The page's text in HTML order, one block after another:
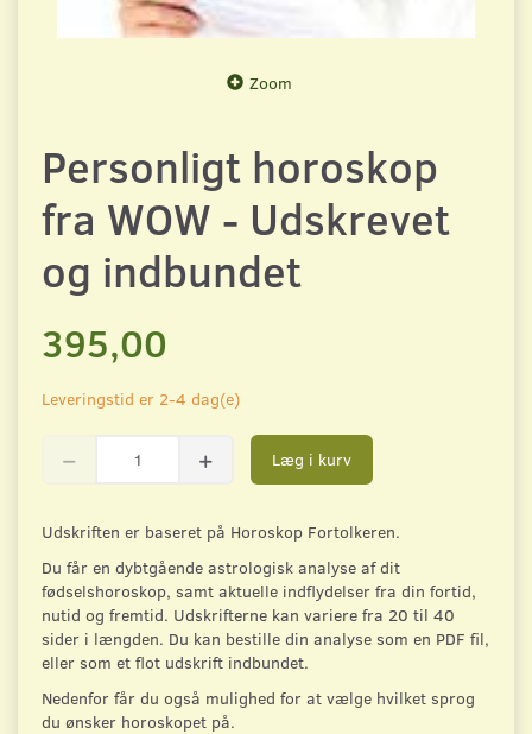
Zoom
Personligt horoskop
fra WOW - Udskrevet
og indbundet
395,00
Leveringstid er 2-4 dag(e)
Læg i kurv
Udskriften er baseret på Horoskop Fortolkeren.
Du får en dybtgående astrologisk analyse af dit
fødselshoroskop, samt aktuelle indflydelser fra din fortid,
nutid og fremtid. Udskrifterne kan variere fra 20 til 40
sider i længden. Du kan bestille din analyse som en PDF fil,
eller som et flot udskrift indbundet.
Nedenfor får du også mulighed for at vælge hvilket sprog
du ønsker horoskopet på.